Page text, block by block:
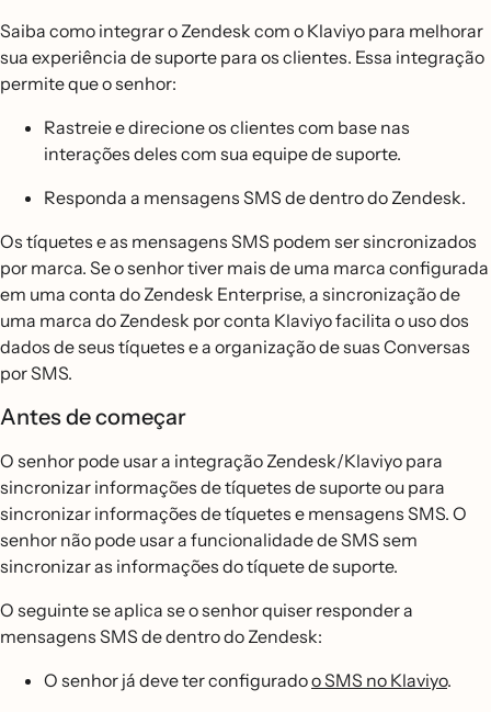
Saiba como integrar o Zendesk com o Klaviyo para melhorar
sua experiência de suporte para os clientes. Essa integração
permite que o senhor:
Rastreie e direcione os clientes com base nas
interações deles com sua equipe de suporte.
Responda a mensagens SMS de dentro do Zendesk.
Os tíquetes e as mensagens SMS podem ser sincronizados
por marca. Se o senhor tiver mais de uma marca configurada
em uma conta do Zendesk Enterprise, a sincronização de
uma marca do Zendesk por conta Klaviyo facilita o uso dos
dados de seus tíquetes e a organização de suas Conversas
por SMS.
Antes de começar
O senhor pode usar a integração Zendesk/Klaviyo para
sincronizar informações de tíquetes de suporte ou para
sincronizar informações de tíquetes e mensagens SMS. O
senhor não pode usar a funcionalidade de SMS sem
sincronizar as informações do tíquete de suporte.
O seguinte se aplica se o senhor quiser responder a
mensagens SMS de dentro do Zendesk:
O senhor já deve ter configuradoo SMS no Klaviyo.